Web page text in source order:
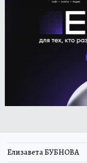
Елизавета БУБНОВА